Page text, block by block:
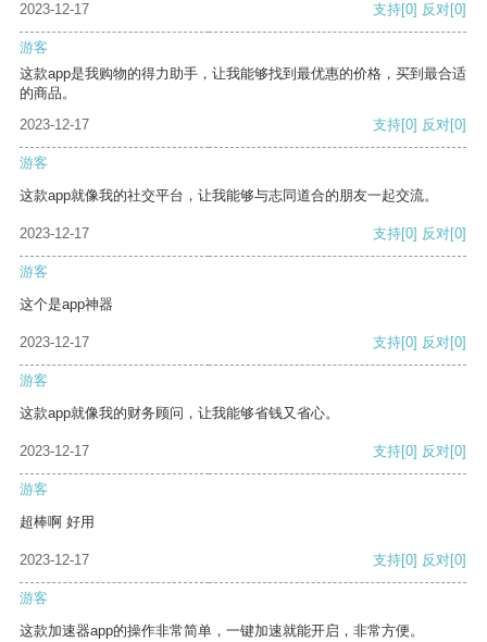
2023-12-17 支持[0] 反对[0]
游客
这款app是我购物的得力助手，让我能够找到最优惠的价格，买到最合适
的商品。
2023-12-17
支持[0] 反对[0]
游客
这款app就像我的社交平台，让我能够与志同道合的朋友一起交流。
2023-12-17 支持[0] 反对[0]
游客
这个是app神器
2023-12-17 支持[0] 反对[0]
游客
这款app就像我的财务顾问，让我能够省钱又省心。
2023-12-17 支持[0] 反对[0]
游客
超棒啊 好用
2023-12-17 支持[0] 反对[0]
游客
这款加速器app的操作非常简单，一键加速就能开启，非常方便。